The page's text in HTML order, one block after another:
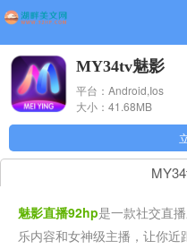
MY34tv魅影
平台：Android,Ios
大小：41.68MB
魅影直播92hp是一款社交直
乐内容和女神级主播，让你